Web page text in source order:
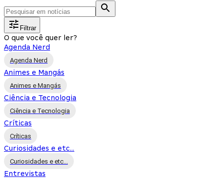
Filtrar
O que você quer ler?
Agenda Nerd
Agenda Nerd
Animes e Mangás
Animes e Mangás
Ciência e Tecnologia
Ciência e Tecnologia
Críticas
Críticas
Curiosidades e etc...
Curiosidades e etc...
Entrevistas